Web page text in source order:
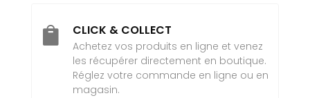
 CLICK & COLLECT
Achetez vos produits en ligne et venez
les récupérer directement en boutique.
Réglez votre commande en ligne ou en
magasin.